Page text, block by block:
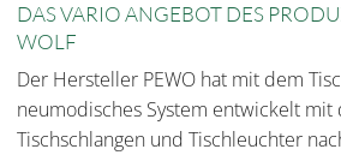
DAS VARIO ANGEBOT DES
WOLF
Der Hersteller PEWO hat mit dem
neumodisches System entwickelt mit
Tischschlangen und Tischleuchter